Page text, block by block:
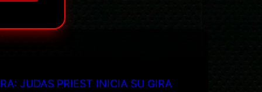
JUDAS PRIEST INICIA SU GIRA